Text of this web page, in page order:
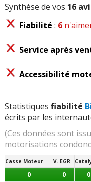
Synthèse de vos 16
Fiabilité : 6
Service après
Accessibilité
Statistiques fiabilité
écrits par les
(Ces données sont
motorisations
Casse Moteur V. EGR
0 0 0